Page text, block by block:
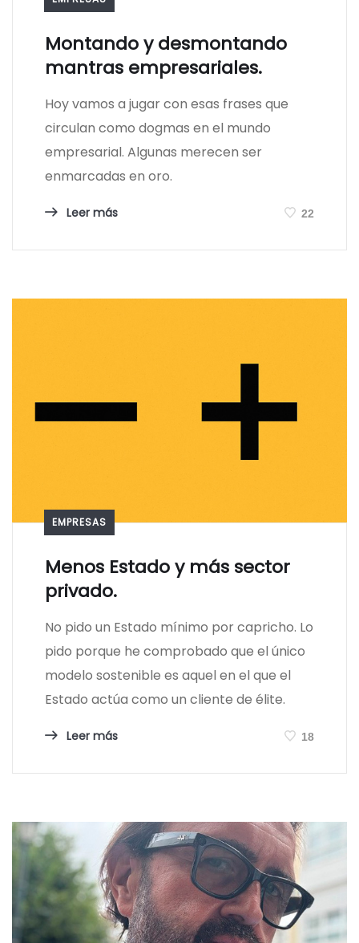
Montando y desmontando
mantras empresariales.
Hoy vamos a jugar con esas frases que
circulan como dogmas en el mundo
empresarial. Algunas merecen ser
enmarcadas en oro.
Leer más 22
EMPRESAS
Menos Estado y más sector
privado.
No pido un Estado mínimo por capricho. Lo
pido porque he comprobado que el único
modelo sostenible es aquel en el que el
Estado actúa como un cliente de élite.
Leer más 18